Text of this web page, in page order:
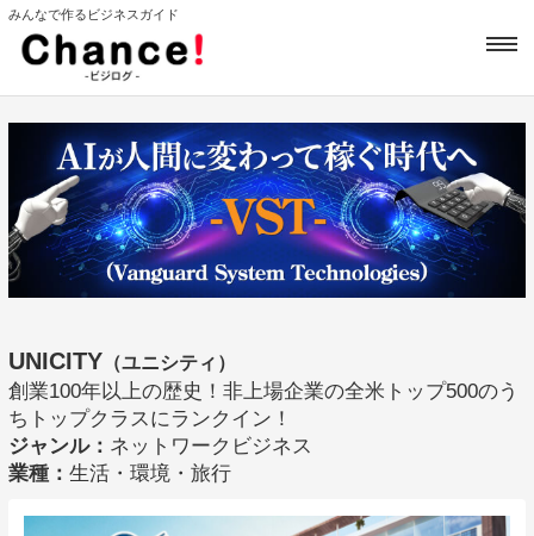
みんなで作るビジネスガイド
UNICITY （ユニシティ）
創業100年以上の歴史！非上場企業の全米トップ500のう
ちトップクラスにランクイン！
ジャンル： ネットワークビジネス
業種： 生活・環境・旅行